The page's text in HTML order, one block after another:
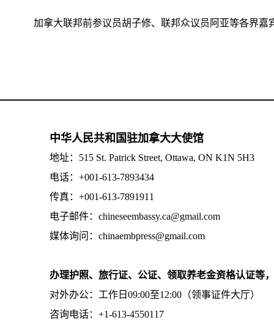
加拿大联邦前参议员胡子修、联邦众议员阿亚等各界嘉
中华人民共和国驻加拿大大使馆
地址：515 St. Patrick Street, Ottawa, ON K1N 5H3
电话：+001-613-7893434
传真：+001-613-7891911
电子邮件：chineseembassy.ca@gmail.com
媒体询问：chinaembpress@gmail.com
办理护照、旅行证、公证、领取养老金资格认证等
对外办公：工作日09:00至12:00（领事证件大厅）
咨询电话：+1-613-4550117